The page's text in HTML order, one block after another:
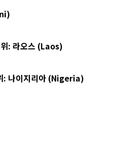
: 라오스 (Laos)
: 나이지리아 (Nigeria)